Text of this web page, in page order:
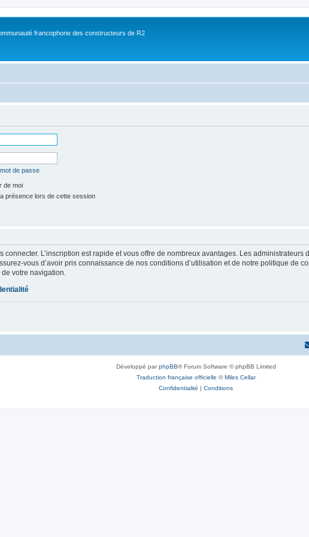
francophone des constructeurs de R2
de passe
de moi
présence lors de cette session
connecter. L’inscription est rapide et vous offre de nombreux avantages. Les
vous d’avoir pris connaissance de nos conditions d’utilisation et de notre politique de
votre navigation.
Développé parphpBB® Forum Software © phpBB Limited
Traduction française officielle ©Miles Cellar
Confidentialité | Conditions